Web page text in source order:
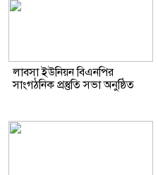
লাবসা ইউনিয়ন বিএনপির
সাংগঠনিক প্রস্তুতি সভা অনুষ্ঠিত